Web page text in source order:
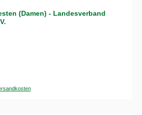
(Damen) - Landesverband